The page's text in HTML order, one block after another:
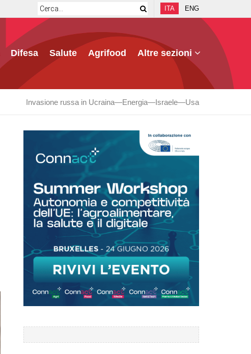
ITA ENG
Difesa Salute Agrifood Altre sezioni
Invasione russa in Ucraina Energia Israele Usa